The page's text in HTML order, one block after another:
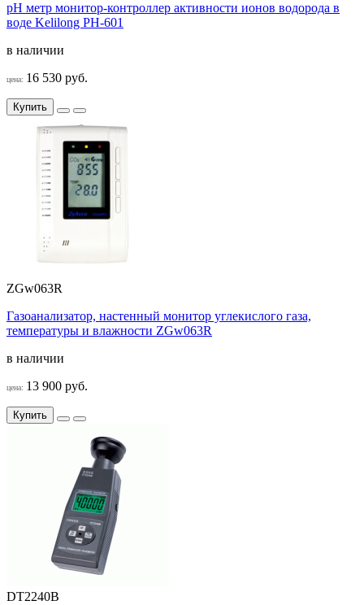
pH метр монитор-контроллер активности ионов водорода в
воде Kelilong PH-601
в наличии
цена: 16 530 руб.
Купить
ZGw063R
Газоанализатор, настенный монитор углекислого газа,
температуры и влажности ZGw063R
в наличии
цена: 13 900 руб.
Купить
DT2240B